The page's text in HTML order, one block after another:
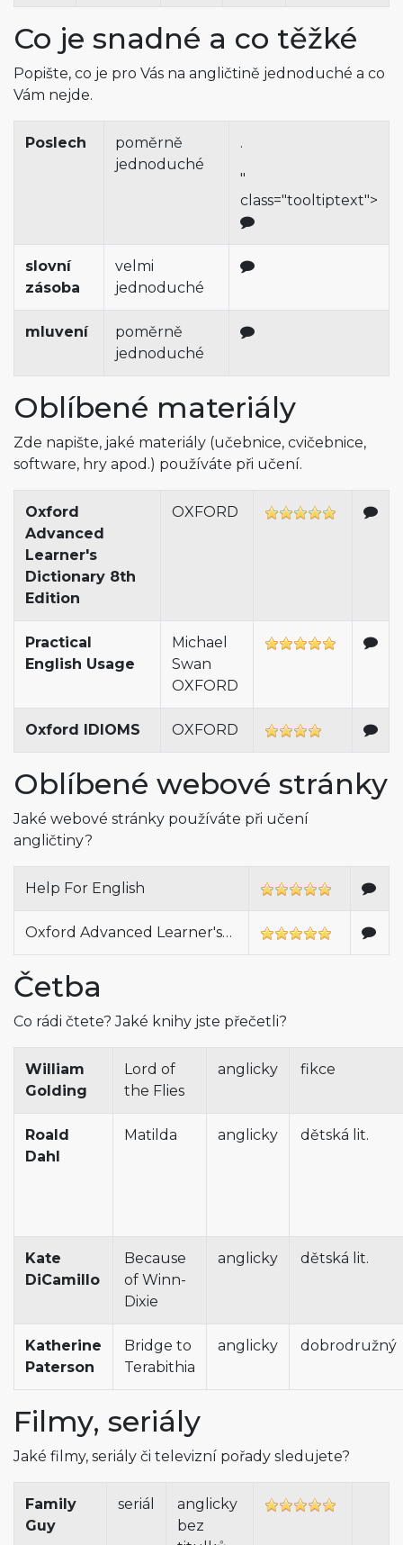
Co je snadné a co těžké
Popište, co je pro Vás na angličtině jednoduché a co
Vám nejde.
Poslech
poměrně
jednoduché
.
"
class="tooltiptext">
slovní
zásoba
velmi
jednoduché
mluvení
poměrně
jednoduché
Oblíbené materiály
Zde napište, jaké materiály (učebnice, cvičebnice,
software, hry apod.) používáte při učení.
Oxford
Advanced
Learner's
Dictionary 8th
Edition
OXFORD
Practical
English Usage
Michael
Swan
OXFORD
Oxford IDIOMS OXFORD
Oblíbené webové stránky
Jaké webové stránky používáte při učení
angličtiny?
Help For English
Oxford Advanced Learner's…
Četba
Co rádi čtete? Jaké knihy jste přečetli?
William
Golding
Lord of
the Flies
anglicky fikce
Roald
Dahl
Matilda anglicky dětská lit.
Kate
DiCamillo
Because
of Winn-
Dixie
anglicky dětská lit.
Katherine
Paterson
Bridge to
Terabithia
anglicky dobrodružný
Filmy, seriály
Jaké filmy, seriály či televizní pořady sledujete?
Family
Guy
seriál
anglicky
bez